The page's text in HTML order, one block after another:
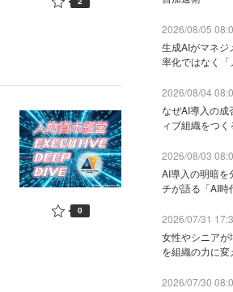
0
2026/08/05
生成AIがマネジ
率化ではなく「
2026/08/04
なぜAI導入の成
ィブ組織をつ
2026/08/03
AI導入の明暗を
チが語る「AI時
2026/07/31
女性やシニアが
を組織の力に変
2026/07/30